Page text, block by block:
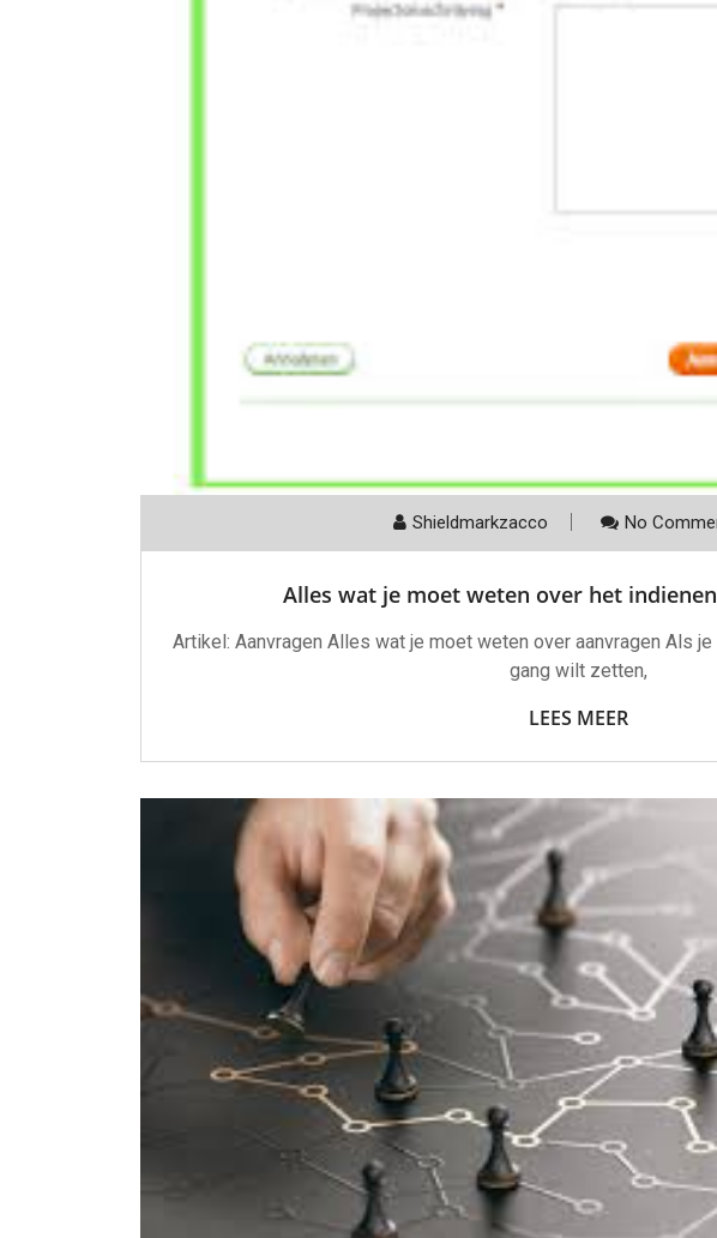
Shieldmarkzacco No
Alles wat je moet weten over het
Artikel: Aanvragen Alles wat je moet weten over aanvragen Als
gang wilt zetten,
LEES MEER